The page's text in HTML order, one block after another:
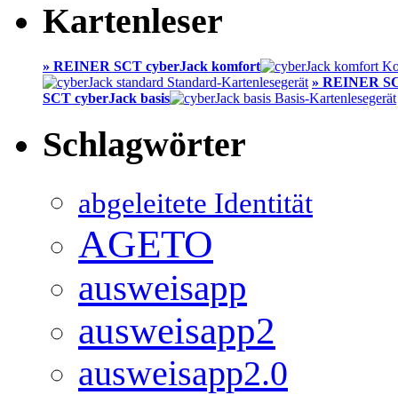
Kartenleser
» REINER SCT cyberJack komfort
» REINER
SCT cyberJack basis
Schlagwörter
abgeleitete Identität
AGETO
ausweisapp
ausweisapp2
ausweisapp2.0